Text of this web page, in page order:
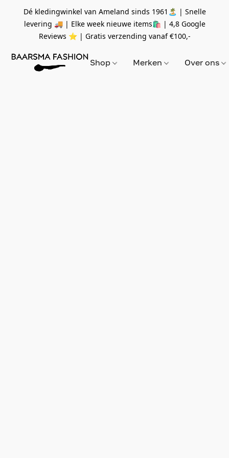
Dé kledingwinkel van Ameland sinds 1961🏝 | Snelle
levering 🚚 | Elke week nieuwe items🛍 | 4,8 Google
Reviews ⭐️ | Gratis verzending vanaf€100,-
Shop Merken Over ons